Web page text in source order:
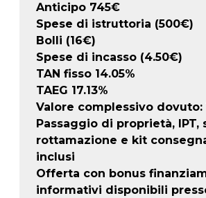
Anticipo 745€
Spese di istruttoria (500€)
Bolli (16€)
Spese di incasso (4.50€)
TAN fisso 14.05%
TAEG 17.13%
Valore complessivo dovuto:
Passaggio di proprietà, IPT,
rottamazione e kit
inclusi
Offerta con bonus
informativi disponibili